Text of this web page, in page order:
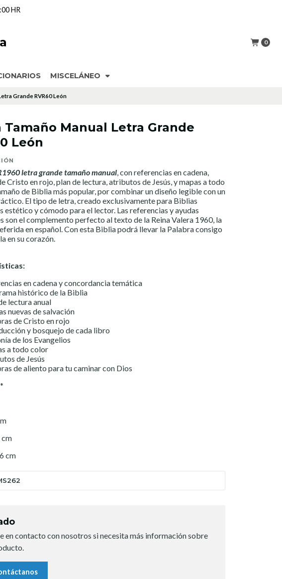
0
MISCELÁNEO
Coronel,
Grande RVR60 León
Tamaño Manual Letra Grande
León
letra grande tamaño manual, con referencias en cadena,
Cristo en rojo, plan de lectura, atributos de Jesús, y mapas a todo
de Biblia más popular, por combinar un diseño legible con un
El tipo de letra, creado exclusivamente para Biblias
estético y cómodo para el lector. Las referencias y ayudas
son el complemento perfecto al texto de la Reina Valera 1960, la
en español. Con esta Biblia podrá llevar la Palabra consigo
en su corazón.
en cadena y concordancia temática
histórico de la Biblia
lectura anual
nuevas de salvación
de Cristo en rojo
y bosquejo de cada libro
de los Evangelios
a todo color
de Jesús
de aliento para tu caminar con Dios
cm
cm
en contacto con nosotros si necesita más información sobre